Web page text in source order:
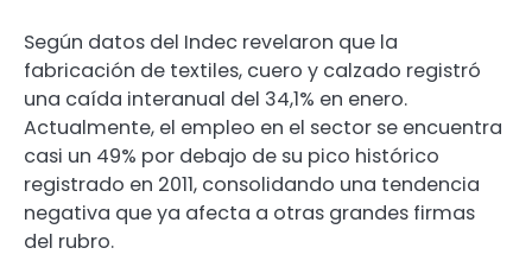
Según datos del Indec revelaron que la
fabricación de textiles, cuero y calzado registró
una caída interanual del 34,1% en enero.
Actualmente, el empleo en el sector se encuentra
casi un 49% por debajo de su pico histórico
registrado en 2011, consolidando una tendencia
negativa que ya afecta a otras grandes firmas
del rubro.